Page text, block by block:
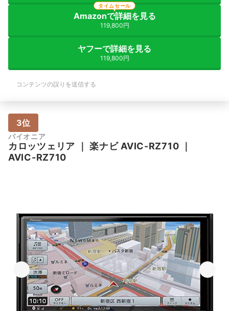
Amazonで詳細を見る
119,800円
タイムセール
ヤフーで詳細を見る
119,800円
コンテンツの誤りを送信する
3位
パイオニア
カロッツェリア ｜楽ナビ AVIC-RZ710
AVIC-RZ710